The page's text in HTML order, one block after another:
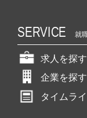
SERVICE 就
求人を探す
企業を探す
タイムラ